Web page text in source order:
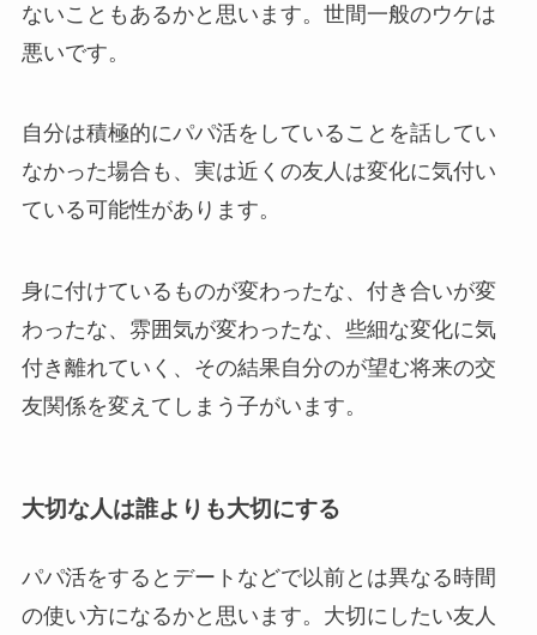
ないこともあるかと思います。世間一般のウケは
悪いです。
自分は積極的にパパ活をしていることを話してい
なかった場合も、実は近くの友人は変化に気付い
ている可能性があります。
身に付けているものが変わったな、付き合いが変
わったな、雰囲気が変わったな、些細な変化に気
付き離れていく、その結果自分のが望む将来の交
友関係を変えてしまう子がいます。
大切な人は誰よりも大切にする
パパ活をするとデートなどで以前とは異なる時間
の使い方になるかと思います。大切にしたい友人